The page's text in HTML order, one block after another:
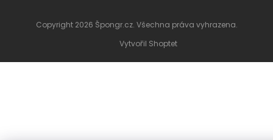
Vytvořil Shoptet
Copyright 2026 Špongr.cz. Všechna práva vyhrazena.